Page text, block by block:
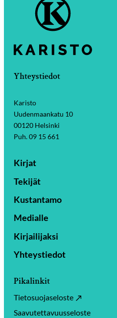
Yhteystiedot
Karisto
Uudenmaankatu 10
00120 Helsinki
Puh. 09 15 661
Kirjat
Tekijät
Kustantamo
Medialle
Kirjailijaksi
Yhteystiedot
Pikalinkit
Tietosuojaseloste
Saavutettavuusseloste